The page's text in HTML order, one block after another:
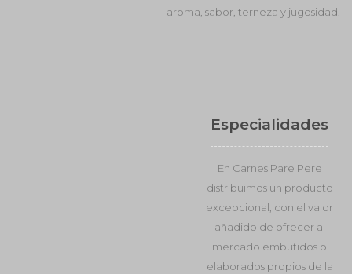
aroma, sabor, terneza y jugosidad.
Especialidades
En Carnes Pare Pere
distribuimos un producto
excepcional, con el valor
añadido de ofrecer al
mercado embutidos o
elaborados propios de la